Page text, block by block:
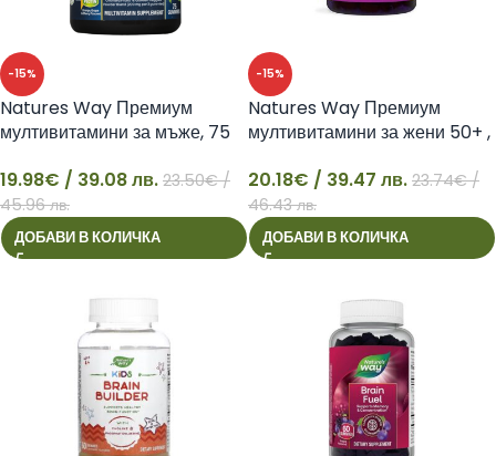
-15%
19
Natures Way Премиум
мултивитамини за мъже, 75
19.98€ / 39.08 лв. 23.50€/
45.96 лв.
ДОБАВИ В КОЛИЧКА
-15%
20
Natures Way Премиум
мултивитамини за жени 50+ ,
20.18€ / 39.47 лв. 23.74€/
46.43 лв.
ДОБАВИ В КОЛИЧКА